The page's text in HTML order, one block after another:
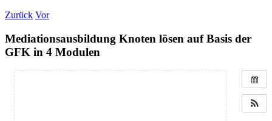
Zurück Vor
Mediationsausbildung Knoten lösen auf Basis der
GFK in 4 Modulen